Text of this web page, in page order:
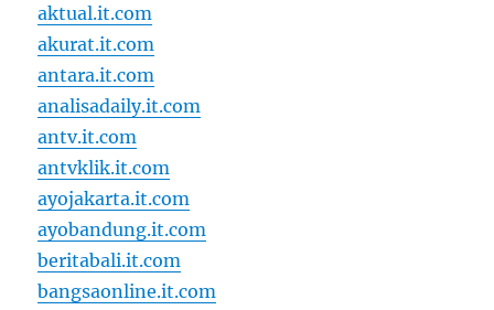
aktual.it.com
akurat.it.com
antara.it.com
analisadaily.it.com
antv.it.com
antvklik.it.com
ayojakarta.it.com
ayobandung.it.com
beritabali.it.com
bangsaonline.it.com